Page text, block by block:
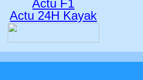
Actu F1
Actu 24H Kayak